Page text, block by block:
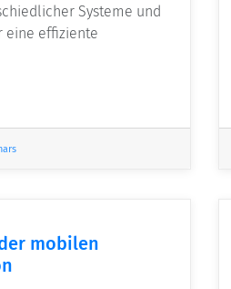
Systeme und
eine effiziente
mobilen